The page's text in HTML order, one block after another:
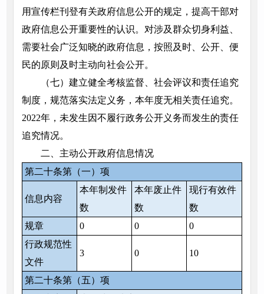
用宣传栏刊登有关政府信息公开的规定，提高干部对
政府信息公开重要性的认识。对涉及群众切身利益、
需要社会广泛知晓的政府信息，按照及时、公开、便
民的原则及时主动向社会公开。
（七）建立健全考核监督、社会评议和责任追究
制度，规范落实法定义务，本年度无相关责任追究。
2022年，未发生因不履行政务公开义务而发生的责任
追究情况。
二、主动公开政府信息情况
第二十条第（一）项
信息内容
本年制发件
数
本年废止件
数
现行有效件
数
规章
0 0
0
行政规范性
文件
3 0 10
第二十条第（五）项